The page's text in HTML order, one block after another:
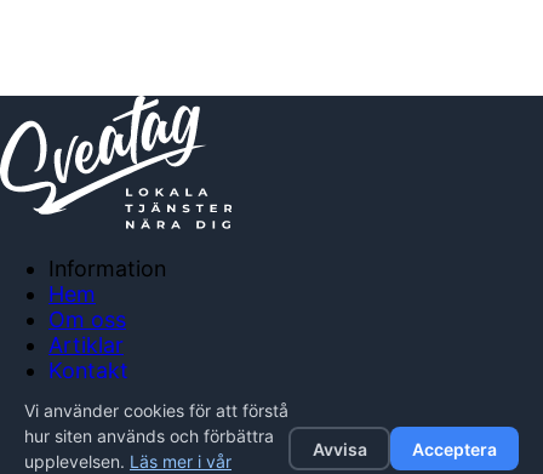
Information
Hem
Om oss
Artiklar
Kontakt
Integritetspolicy
Vi använder cookies för att förstå
hur siten används och förbättra
upplevelsen. Läs mer i vår
Avvisa Acceptera